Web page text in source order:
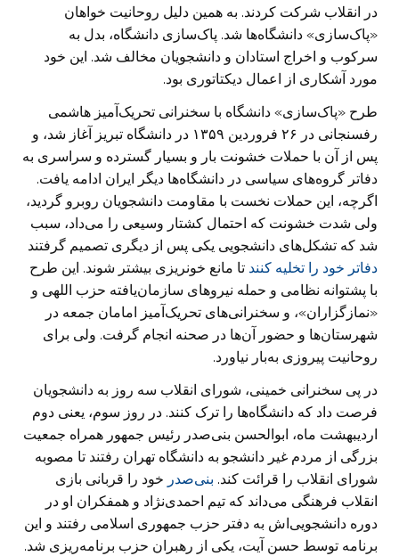
در انقلاب شرکت کردند. به همین دلیل روحانیت خواهان
«پاک‌سازی» دانشگاه‌ها شد. پاک‌سازی دانشگاه، بدل به
سرکوب و اخراج استادان و دانشجویان مخالف شد. این خود
مورد آشکاری از اعمال دیکتاتوری بود.
طرح «پاک‌سازی» دانشگاه با سخنرانی تحریک‌آمیز هاشمی
رفسنجانی در ۲۶ فروردین ۱۳۵۹ در دانشگاه تبریز آغاز شد، و
پس از آن با حملات خشونت بار و بسیار گسترده و سراسری به
دفا‌تر گروه‌های سیاسی در دانشگاه‌ها دیگر ایران ادامه یافت.
اگرچه، این حملات نخست با مقاومت دانشجویان روبرو گردید،
ولی شدت خشونت که احتمال کشتار وسیعی را می‌داد، سبب
شد که تشکل‌های دانشجویی یکی پس از دیگری تصمیم گرفتند
دفاتر خود را تخلیه کنند تا مانع خونریزی بیشتر شوند. این طرح
با پشتوانه نظامی و حمله نیروهای سازمان‌یافته حزب اللهی و
«نمازگزاران»، و سخنرانی‌های تحریک‌آمیز امامان جمعه در
شهرستان‌ها و حضور آن‌ها در صحنه انجام گرفت. ولی برای
روحانیت پیروزی به‌بار نیاورد.
در پی سخنرانی خمینی، شورای انقلاب سه روز به دانشجویان
فرصت داد که دانشگاه‌ها را ترک کنند. در روز سوم، یعنی دوم
اردیبهشت ماه، ابوالحسن بنی‌صدر رئیس جمهور همراه جمعیت
بزرگی از مردم غیر دانشجو به دانشگاه تهران رفتند تا مصوبه
شورای انقلاب را قرائت کند. بنی‌صدر خود را قربانی بازی
انقلاب فرهنگی می‌داند که تیم احمدی‌نژاد و همفکران او در
دوره دانشجویی‌اش به دفتر حزب جمهوری اسلامی رفتند و این
برنامه توسط حسن آیت، یکی از رهبران حزب برنامه‌ریزی شد.